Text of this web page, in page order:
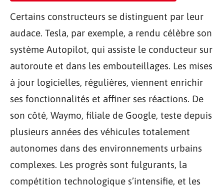
Certains constructeurs se distinguent par leur
audace. Tesla, par exemple, a rendu célèbre son
système Autopilot, qui assiste le conducteur sur
autoroute et dans les embouteillages. Les mises
à jour logicielles, régulières, viennent enrichir
ses fonctionnalités et affiner ses réactions. De
son côté, Waymo, filiale de Google, teste depuis
plusieurs années des véhicules totalement
autonomes dans des environnements urbains
complexes. Les progrès sont fulgurants, la
compétition technologique s’intensifie, et les